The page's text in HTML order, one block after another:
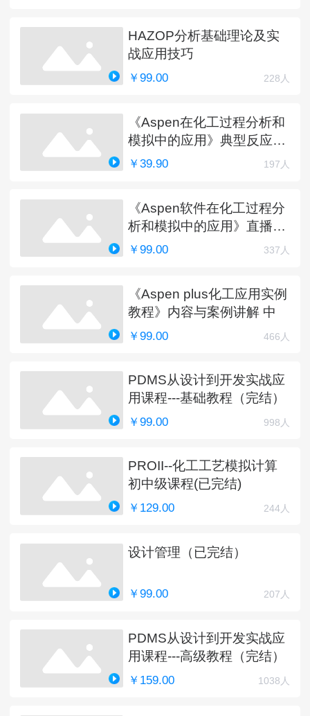
HAZOP分析基础理论及实
战应用技巧
￥99.00 228人
《Aspen在化工过程分析和
模拟中的应用》典型反应工
艺详解
￥39.90 197人
《Aspen软件在化工过程分
析和模拟中的应用》直播课
程（完）
￥99.00 337人
《Aspen plus化工应用实例
教程》内容与案例讲解 中
￥99.00 466人
PDMS从设计到开发实战应
用课程---基础教程（完结）
￥99.00 998人
PROII--化工工艺模拟计算
初中级课程(已完结)
￥129.00 244人
设计管理（已完结）
￥99.00 207人
PDMS从设计到开发实战应
用课程---高级教程（完结）
￥159.00 1038人